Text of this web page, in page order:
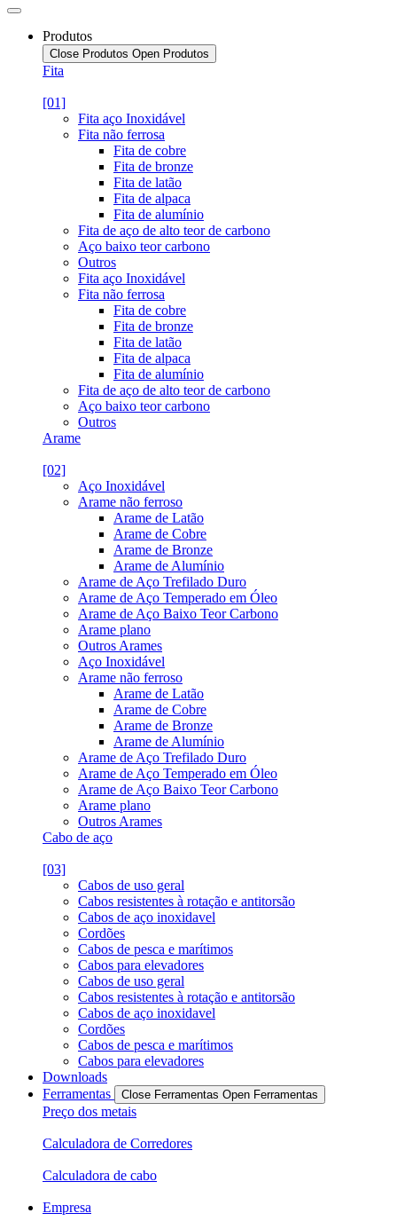
Produtos
Close Produtos Open Produtos
Fita
[01]
Fita aço Inoxidável
Fita não ferrosa
Fita de cobre
Fita de bronze
Fita de latão
Fita de alpaca
Fita de alumínio
Fita de aço de alto teor de carbono
Aço baixo teor carbono
Outros
Fita aço Inoxidável
Fita não ferrosa
Fita de cobre
Fita de bronze
Fita de latão
Fita de alpaca
Fita de alumínio
Fita de aço de alto teor de carbono
Aço baixo teor carbono
Outros
Arame
[02]
Aço Inoxidável
Arame não ferroso
Arame de Latão
Arame de Cobre
Arame de Bronze
Arame de Alumínio
Arame de Aço Trefilado Duro
Arame de Aço Temperado em Óleo
Arame de Aço Baixo Teor Carbono
Arame plano
Outros Arames
Aço Inoxidável
Arame não ferroso
Arame de Latão
Arame de Cobre
Arame de Bronze
Arame de Alumínio
Arame de Aço Trefilado Duro
Arame de Aço Temperado em Óleo
Arame de Aço Baixo Teor Carbono
Arame plano
Outros Arames
Cabo de aço
[03]
Cabos de uso geral
Cabos resistentes à rotação e antitorsão
Cabos de aço inoxidavel
Cordões
Cabos de pesca e marítimos
Cabos para elevadores
Cabos de uso geral
Cabos resistentes à rotação e antitorsão
Cabos de aço inoxidavel
Cordões
Cabos de pesca e marítimos
Cabos para elevadores
Downloads
Ferramentas
Close Ferramentas Open Ferramentas
Preço dos metais
Calculadora de Corredores
Calculadora de cabo
Empresa